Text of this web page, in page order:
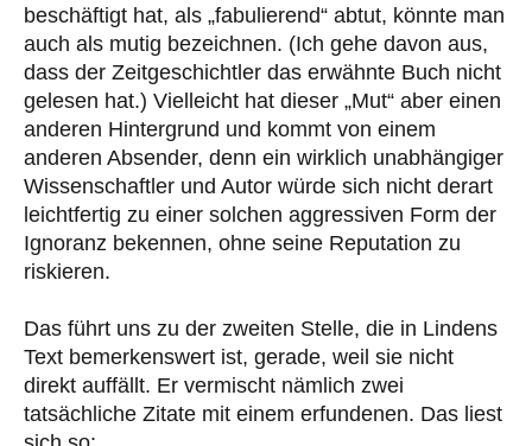
beschäftigt hat, als „fabulierend“ abtut, könnte man
auch als mutig bezeichnen. (Ich gehe davon aus,
dass der Zeitgeschichtler das erwähnte Buch nicht
gelesen hat.) Vielleicht hat dieser „Mut“ aber einen
anderen Hintergrund und kommt von einem
anderen Absender, denn ein wirklich unabhängiger
Wissenschaftler und Autor würde sich nicht derart
leichtfertig zu einer solchen aggressiven Form der
Ignoranz bekennen, ohne seine Reputation zu
riskieren.
Das führt uns zu der zweiten Stelle, die in Lindens
Text bemerkenswert ist, gerade, weil sie nicht
direkt auffällt. Er vermischt nämlich zwei
tatsächliche Zitate mit einem erfundenen. Das liest